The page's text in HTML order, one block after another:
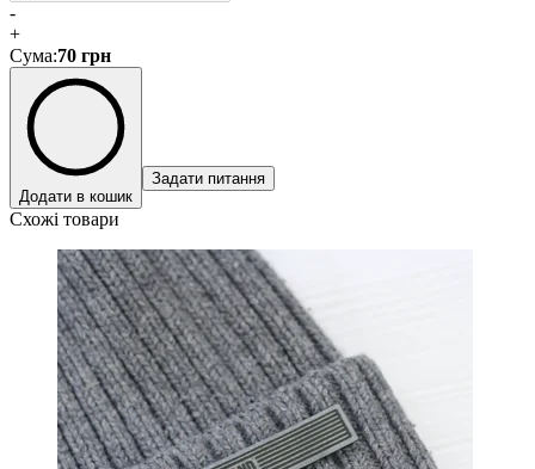
-
+
Сума:70 грн
Додати в кошик
Задати питання
Схожі товари